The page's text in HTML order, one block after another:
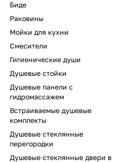
Биде
Раковины
Мойки для кухни
Смесители
Гигиенические души
Душевые стойки
Душевые панели с
гидромассажем
Встраиваемые душевые
комплекты
Душевые стеклянные
перегородки
Душевые стеклянные двери в